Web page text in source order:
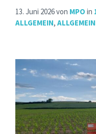
13. Juni 2026von MPO in
ALLGEMEIN,